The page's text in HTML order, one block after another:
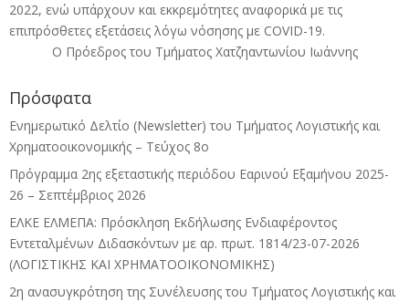
2022, ενώ υπάρχουν και εκκρεμότητες αναφορικά με τις
επιπρόσθετες εξετάσεις λόγω νόσησης με COVID-19.
Ο Πρόεδρος του Τμήματος Χατζηαντωνίου Ιωάννης
Πρόσφατα
Ενημερωτικό Δελτίο (Newsletter) του Τμήματος Λογιστικής και
Χρηματοοικονομικής – Τεύχος 8ο
Πρόγραμμα 2ης εξεταστικής περιόδου Eαρινού Eξαμήνου 2025-
26 – Σεπτέμβριος 2026
ΕΛΚΕ ΕΛΜΕΠΑ: Πρόσκληση Εκδήλωσης Ενδιαφέροντος
Εντεταλμένων Διδασκόντων με αρ. πρωτ. 1814/23-07-2026
(ΛΟΓΙΣΤΙΚΗΣ ΚΑΙ ΧΡΗΜΑΤΟΟΙΚΟΝΟΜΙΚΗΣ)
2η ανασυγκρότηση της Συνέλευσης του Τμήματος Λογιστικής και